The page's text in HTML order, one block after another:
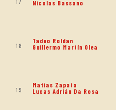
Nicolas Bassano
18
Tadeo Roldan
Guillermo Martín Olea
19
Matias Zapata
Lucas Adrián Da Rosa